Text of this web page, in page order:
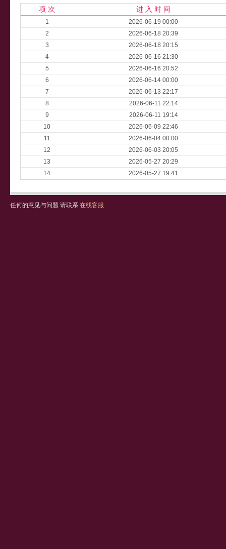
项 次 进 入 时 间
1
2026-06-19 00:00
2
2026-06-18 20:39
3
2026-06-18 20:15
4
2026-06-16 21:30
5
2026-06-16 20:52
6
2026-06-14 00:00
7
2026-06-13 22:17
8
2026-06-11 22:14
9
2026-06-11 19:14
10
2026-06-09 22:46
11
2026-06-04 00:00
12
2026-06-03 20:05
13
2026-05-27 20:29
14
2026-05-27 19:41
任何的意见与问题 请联系 在线客服